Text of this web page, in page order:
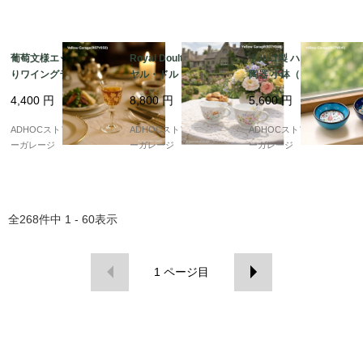
葡萄文様エッチング入
りワイングラス（高さ1
4cm／ヴィンテージ
風）
4,400 円
ADHOCストア・イエロ
ーガレージ
Royal Doulton（ロイ
ヤル・ドルトン）“AR
CADIA（アルカディ
ア）” ティーカップ ペ
ア
8,800円
ADHOCストア・イエロ
ーガレージ
トルコ製 ハンドメイド
陶器 小鉢（ブルー＆ネ
イビー 2点セット）
5,600円
ADHOCストア・イエロ
ーガレージ
全268件中 1 - 60表示
1 ページ目